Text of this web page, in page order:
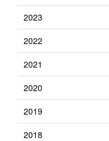
2023
2022
2021
2020
2019
2018